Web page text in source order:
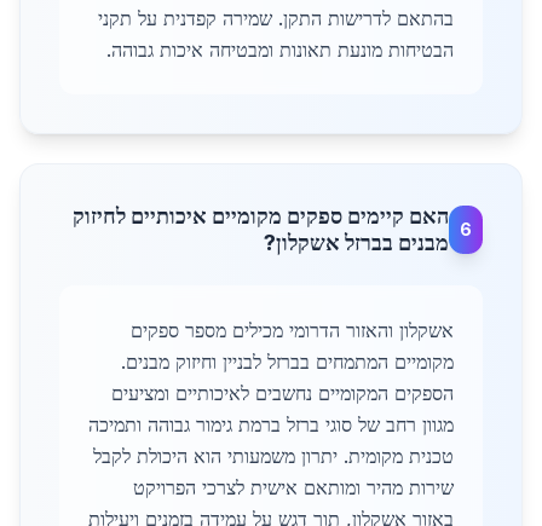
בהתאם לדרישות התקן. שמירה קפדנית על תקני
הבטיחות מונעת תאונות ומבטיחה איכות גבוהה.
6
האם קיימים ספקים מקומיים איכותיים לחיזוק
מבנים בברזל אשקלון?
אשקלון והאזור הדרומי מכילים מספר ספקים
מקומיים המתמחים בברזל לבניין וחיזוק מבנים.
הספקים המקומיים נחשבים לאיכותיים ומציעים
מגוון רחב של סוגי ברזל ברמת גימור גבוהה ותמיכה
טכנית מקומית. יתרון משמעותי הוא היכולת לקבל
שירות מהיר ומותאם אישית לצרכי הפרויקט
באזור אשקלון, תוך דגש על עמידה בזמנים ויעילות